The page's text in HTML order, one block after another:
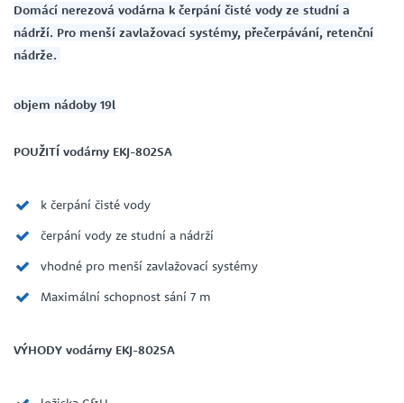
Domácí nerezová vodárna k čerpání čisté vody ze studní a
nádrží. Pro menší zavlažovací systémy, přečerpávání, retenční
nádrže.
objem nádoby 19l
POUŽITÍ vodárny EKJ-802SA
k čerpání čisté vody
čerpání vody ze studní a nádrží
vhodné pro menší zavlažovací systémy
Maximální schopnost sání 7 m
VÝHODY vodárny EKJ-802SA